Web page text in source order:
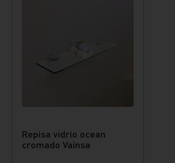
Repisa vidrio ocean
cromado Vainsa